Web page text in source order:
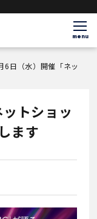
menu
6日（水）開催「ネッ
トショッ
ます